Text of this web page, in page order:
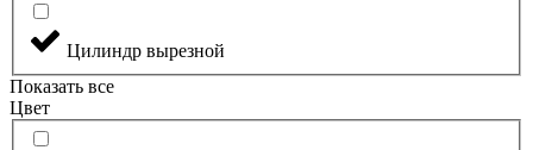
Цилиндр вырезной
Показать все
Цвет